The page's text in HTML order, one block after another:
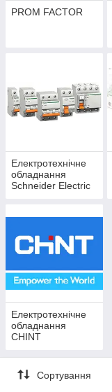
PROM FACTOR
Електротехнічне
обладнання
Schneider Electric
Електротехнічне
обладнання
CHINT
Сортування